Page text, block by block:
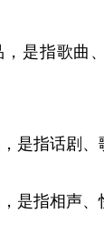
是指歌曲
是指话剧、
是指相声、